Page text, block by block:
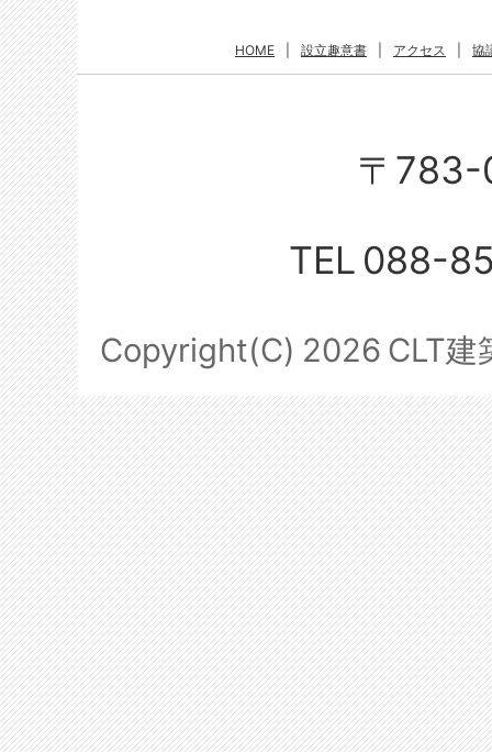
HOME 設立趣意書 アクセス 協
〒
TEL 088-
Copyright(C) 2026 CLT建